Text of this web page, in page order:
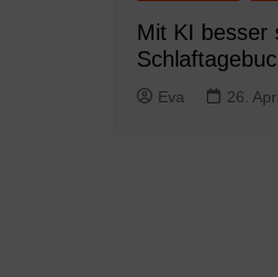
Mit KI besser
Eva 26.